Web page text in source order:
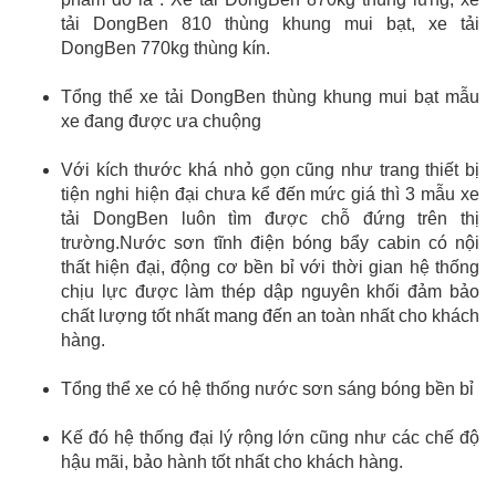
tải DongBen 810 thùng khung mui bạt, xe tải
DongBen 770kg thùng kín.
Tổng thể xe tải DongBen thùng khung mui bạt mẫu
xe đang được ưa chuộng
Với kích thước khá nhỏ gọn cũng như trang thiết bị
tiện nghi hiện đại chưa kể đến mức giá thì 3 mẫu xe
tải DongBen luôn tìm được chỗ đứng trên thị
trường.Nước sơn tĩnh điện bóng bẩy cabin có nội
thất hiện đại, động cơ bền bỉ với thời gian hệ thống
chịu lực được làm thép dập nguyên khối đảm bảo
chất lượng tốt nhất mang đến an toàn nhất cho khách
hàng.
Tổng thể xe có hệ thống nước sơn sáng bóng bền bỉ
Kế đó hệ thống đại lý rộng lớn cũng như các chế độ
hậu mãi, bảo hành tốt nhất cho khách hàng.